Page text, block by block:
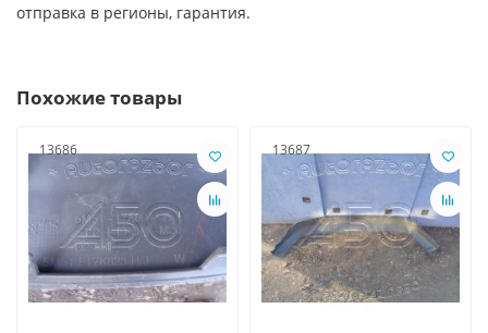
отправка в регионы, гарантия.
Похожие товары
13686 13687